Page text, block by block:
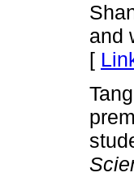
and
[